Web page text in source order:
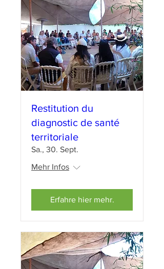
Restitution du
diagnostic de santé
territoriale
Sa., 30. Sept.
Mehr Infos
Erfahre hier mehr.